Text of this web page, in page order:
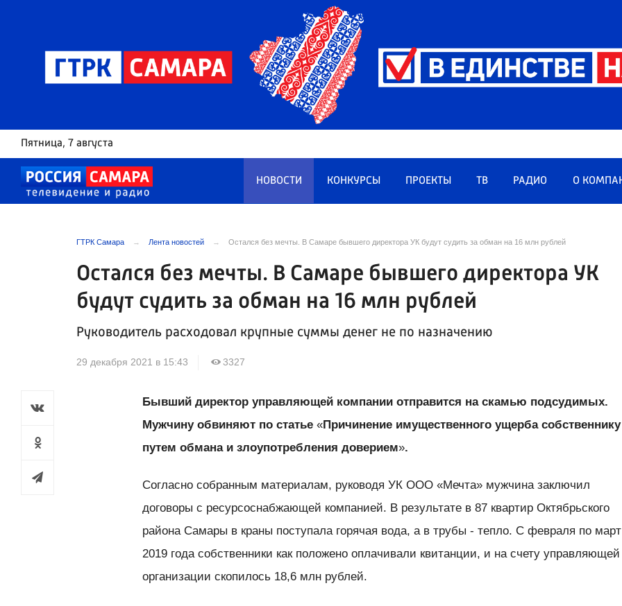
Пятница, 7 августа
НОВОСТИ КОНКУРСЫ ПРОЕКТЫ ТВ РАДИО О
ГТРК Самара Лента новостей Остался без мечты. В Самаре бывшего директора УК будут судить за обман на 16 млн рублей
Остался без мечты. В Самаре бывшего директора УК
будут судить за обман на 16 млн рублей
Руководитель расходовал крупные суммы денег не по назначению
29 декабря 2021 в 15:43 3327
Бывший директор управляющей компании отправится на скамью подсудимых.
Мужчину обвиняют по статье«Причинение имущественного ущерба собственнику
путем обмана и злоупотребления доверием».
Согласно собранным материалам, руководя УК ООО «Мечта» мужчина заключил
договоры с ресурсоснабжающей компанией. В результате в 87 квартир Октябрьского
района Самары в краны поступала горячая вода, а в трубы - тепло. С февраля по март
2019 года собственники как положено оплачивали квитанции, и на счету управляющей
организации скопилось 18,6 млн рублей.